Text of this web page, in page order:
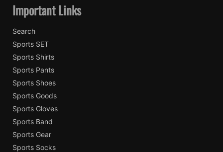
Important Links
Search
Sports SET
Sports Shirts
Sports Pants
Sports Shoes
Sports Goods
Sports Gloves
Sports Band
Sports Gear
Sports Socks